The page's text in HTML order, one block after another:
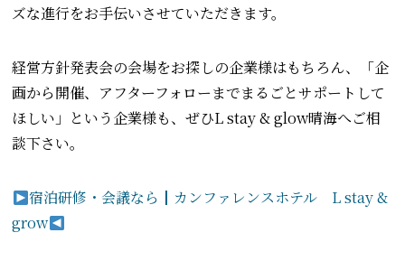
ズな進行をお手伝いさせていただきます。
経営方針発表会の会場をお探しの企業様はもちろん、「企
画から開催、アフターフォローまでまるごとサポートして
ほしい」という企業様も、ぜひL stay & glow晴海へご相
談下さい。
宿泊研修・会議なら┃カンファレンスホテル L stay &
grow